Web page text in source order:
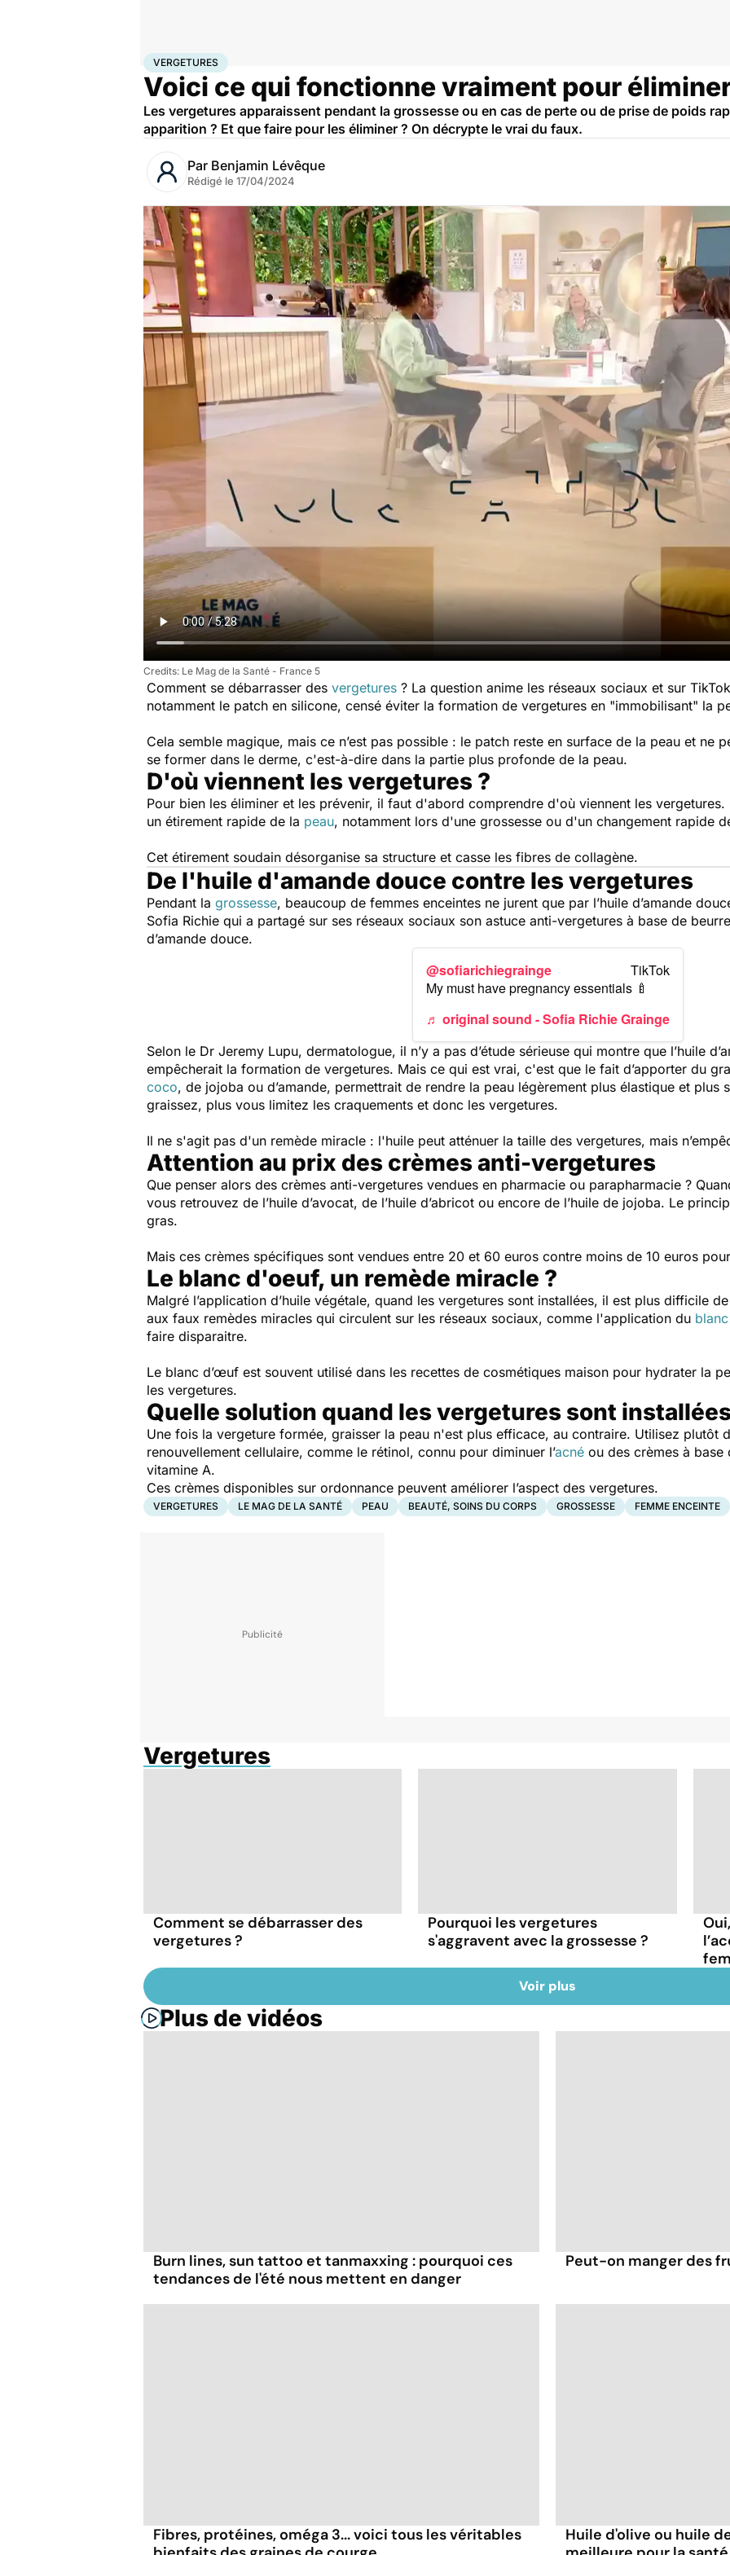
AccueilBien-être Vergetures
VERGETURES
Voici ce qui fonctionne vraiment pour
Les vergetures apparaissent pendant la grossesse ou en cas de perte ou de prise de poids
apparition ? Et que faire pour les éliminer ? On décrypte le vrai du faux.
Par Benjamin Lévêque
Rédigé le 17/04/2024
Le Mag de la Santé - France 5
Comment se débarrasser des vergetures ? La question anime les réseaux sociaux et sur
notamment le patch en silicone, censé éviter la formation de vergetures en "immobilisant" la
Cela semble magique, mais ce n’est pas possible : le patch reste en surface de la peau et ne
se former dans le derme, c'est-à-dire dans la partie plus profonde de la peau.
D'où viennent les vergetures ?
Pour bien les éliminer et les prévenir, il faut d'abord comprendre d'où viennent les
un étirement rapide de la peau, notamment lors d'une grossesse ou d'un changement rapide
Cet étirement soudain désorganise sa structure et casse les fibres de collagène.
De l'huile d'amande douce contre les vergetures
Pendant la grossesse, beaucoup de femmes enceintes ne jurent que par l’huile d’amande
Sofia Richie qui a partagé sur ses réseaux sociaux son astuce anti-vergetures à base de
d’amande douce.
@sofiarichiegrainge
My must have pregnancy essentials 🍼
♬ original sound - Sofia Richie Grainge
Selon le Dr Jeremy Lupu, dermatologue, il n’y a pas d’étude sérieuse qui montre que l’huile
empêcherait la formation de vergetures. Mais ce qui est vrai, c'est que le fait d’apporter du
coco, de jojoba ou d’amande, permettrait de rendre la peau légèrement plus élastique et plus
graissez, plus vous limitez les craquements et donc les vergetures.
Il ne s'agit pas d'un remède miracle : l'huile peut atténuer la taille des vergetures, mais
Attention au prix des crèmes anti-vergetures
Que penser alors des crèmes anti-vergetures vendues en pharmacie ou parapharmacie ?
vous retrouvez de l’huile d’avocat, de l’huile d’abricot ou encore de l’huile de jojoba. Le
gras.
Mais ces crèmes spécifiques sont vendues entre 20 et 60 euros contre moins de 10 euros
Le blanc d'oeuf, un remède miracle ?
Malgré l’application d’huile végétale, quand les vergetures sont installées, il est plus difficile
aux faux remèdes miracles qui circulent sur les réseaux sociaux, comme l'application du
faire disparaitre.
Le blanc d’œuf est souvent utilisé dans les recettes de cosmétiques maison pour hydrater la
les vergetures.
Quelle solution quand les vergetures sont
Une fois la vergeture formée, graisser la peau n'est plus efficace, au contraire. Utilisez plutôt
renouvellement cellulaire, comme le rétinol, connu pour diminuer l’acné ou des crèmes à
vitamine A.
Ces crèmes disponibles sur ordonnance peuvent améliorer l’aspect des vergetures.
VERGETURES LE MAG DE LA SANTÉ PEAU BEAUTÉ, SOINS DU CORPS GROSSESSE FEMME ENCEINTE
Vergetures
Comment se débarrasser des
vergetures ?
Pourquoi les vergetures
s'aggravent avec la grossesse ?
Voir plus
Plus de vidéos
Burn lines, sun tattoo et tanmaxxing : pourquoi ces
tendances de l'été nous mettent en danger
Peut-on manger des
Fibres, protéines, oméga 3... voici tous les véritables
Huile d'olive ou huile